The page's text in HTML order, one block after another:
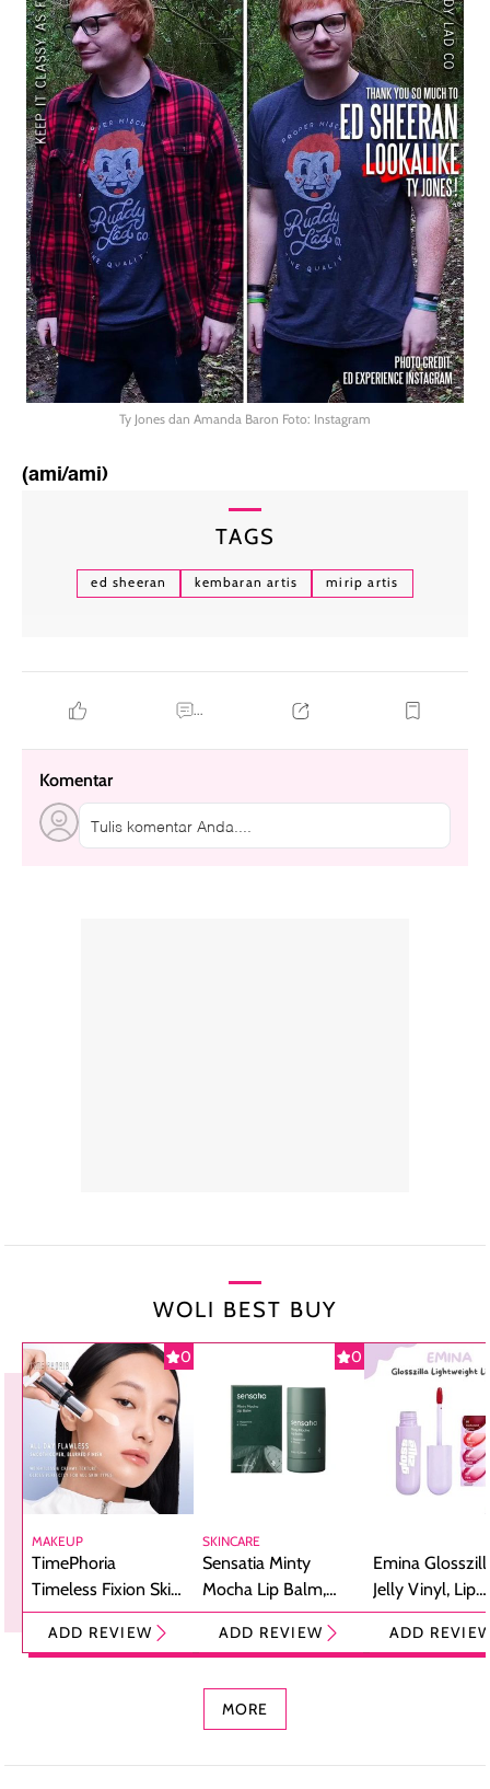
Ty Jones dan Amanda Baron Foto: Instagram
(ami/ami)
TAGS
ed sheeran kembaran artis mirip artis
...
Komentar
Tulis komentar Anda....
WOLI BEST BUY
0
MAKEUP
TimePhoria
Timeless Fixion Skin
Tint Stick,
Foundation dan
ADD REVIEW
0
SKINCARE
Sensatia Minty
Mocha Lip Balm,
Pelembap Bibir
dengan Aroma
ADD REVIEW
Emina
Jelly Vinyl, Lip
Cream Glossy
Ringan
ADD
MORE